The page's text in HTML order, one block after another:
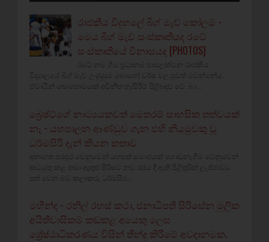
රාජකීය විදුහලේ බිග් මැච් කෝලම -
මෙය බිග් මැච් සංස්කෘතියද රටේ
සංස්කෘතියේ විනාසයද [PHOTOS]
රටේ නම ගිය ප්‍රධානම පාසලක්වන රාජකීය
විද්‍යාලයේ බිග් මැච් උණුසුම බොහෝ වර්ෂ වල පුවත් මවන්නේය.
ඒවායින් බොහොමයක් අවිනීත හැසිරීම් පිළිබඳව වේ. බා...
බ්‍රෙෂ්ට්ගේ නාට්‍යයකවත් මෙතරම් සාහසික තත්වයක්
නෑ - යහපාලන ආණ්ඩුව ගැන එහි නියමුවකු වූ
ධර්මසිරි දැන් කියන කතාව
අනාගත පරපුර වෙනුවෙන් යහපත් සමාජයක් ගොඩනැගීම වෙනුවෙන්
කටයුතු කළ තමා ඇතුළු පිරිසට නව රජය දී ඇති පිළිතුරින් ලැජ්ජාවට
පත් වෙන බව කලාකරු ධර්මසිර...
මහින්ද - රනිල් රහස් කථා, ජනාධිපති සිරිසේන මුලික
අයිතිවාසිකම් කඩකළ අයෙකු ලෙස
ශ්‍රේෂ්ඨාධිකරණය විසින් තීන්දු කිරීමේ අවදානමක.